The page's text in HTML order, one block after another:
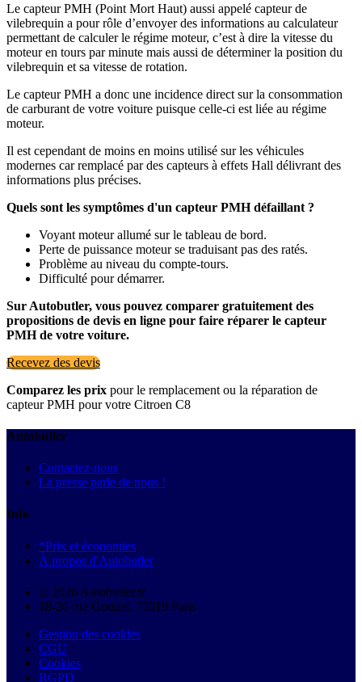
Le capteur PMH (Point Mort Haut) aussi appelé capteur de
vilebrequin a pour rôle d’envoyer des informations au calculateur
permettant de calculer le régime moteur, c’est à dire la vitesse du
moteur en tours par minute mais aussi de déterminer la position du
vilebrequin et sa vitesse de rotation.
Le capteur PMH a donc une incidence direct sur la consommation
de carburant de votre voiture puisque celle-ci est liée au régime
moteur.
Il est cependant de moins en moins utilisé sur les véhicules
modernes car remplacé par des capteurs à effets Hall délivrant des
informations plus précises.
Quels sont les symptômes d'un capteur PMH défaillant ?
Voyant moteur allumé sur le tableau de bord.
Perte de puissance moteur se traduisant pas des ratés.
Problème au niveau du compte-tours.
Difficulté pour démarrer.
Sur Autobutler, vous pouvez comparer gratuitement des
propositions de devis en ligne pour faire réparer le capteur
PMH de votre voiture.
Recevez des devis
Comparez les prix pour le remplacement ou la réparation de
capteur PMH pour votre Citroen C8
Autobutler
Contactez-nous
La presse parle de nous !
Info
*Prix et économies
À propos d'Autobutler
© 2026 Autobutler.fr
18-26 rue Goubet, 75019 Paris
Gestion des cookies
CGU
Cookies
RGPD